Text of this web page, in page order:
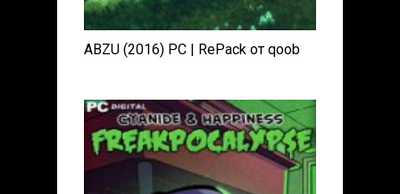
ABZU (2016) PC | RePack от qoob